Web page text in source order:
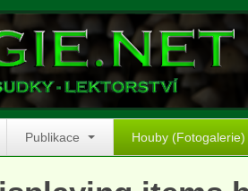
Publikace Houby (Fotogalerie)